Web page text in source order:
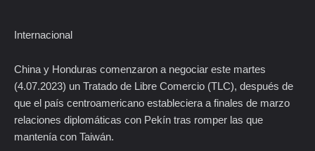
Internacional
China y Honduras comenzaron a negociar este martes
(4.07.2023) un Tratado de Libre Comercio (TLC), después de
que el país centroamericano estableciera a finales de marzo
relaciones diplomáticas con Pekín tras romper las que
mantenía con Taiwán.